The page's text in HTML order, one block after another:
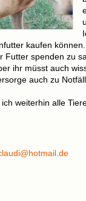
kaufen können.
Futter spenden zu
ihr müsst auch
auch zu
weiterhin alle